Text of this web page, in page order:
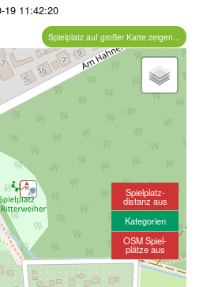
19 11:42:20
Spielplatz auf großer Karte zeigen...
Spielplatz-
distanz aus
Kategorien
OSM Spiel-
plätze aus